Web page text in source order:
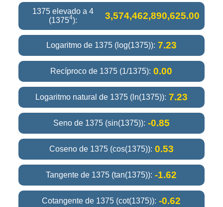
1375 elevado a 4
(13754): 3,574,462,890,625.00
Logaritmo de 1375 (log(1375)): 7.23
Recíproco de 1375 (1/1375): 0.00
Logaritmo natural de 1375 (ln(1375)): 7.23
Seno de 1375 (sin(1375)): -0.85
Coseno de 1375 (cos(1375)): 0.53
Tangente de 1375 (tan(1375)): -1.62
Cotangente de 1375 (cot(1375)): -0.62